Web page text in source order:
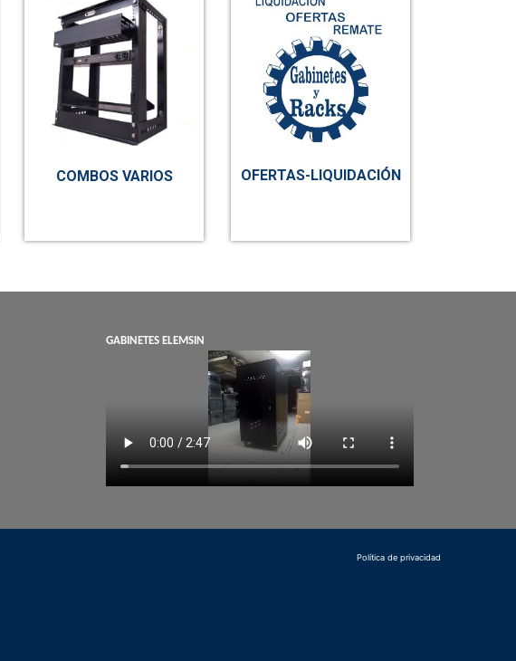
COMBOS VARIOS OFERTAS-LIQUIDACIÓN
GABINETES ELEMSIN
Política de privacidad